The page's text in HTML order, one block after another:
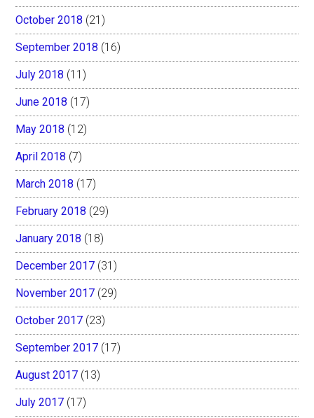
October 2018 (21)
September 2018 (16)
July 2018 (11)
June 2018 (17)
May 2018 (12)
April 2018 (7)
March 2018 (17)
February 2018 (29)
January 2018 (18)
December 2017 (31)
November 2017 (29)
October 2017 (23)
September 2017 (17)
August 2017 (13)
July 2017 (17)